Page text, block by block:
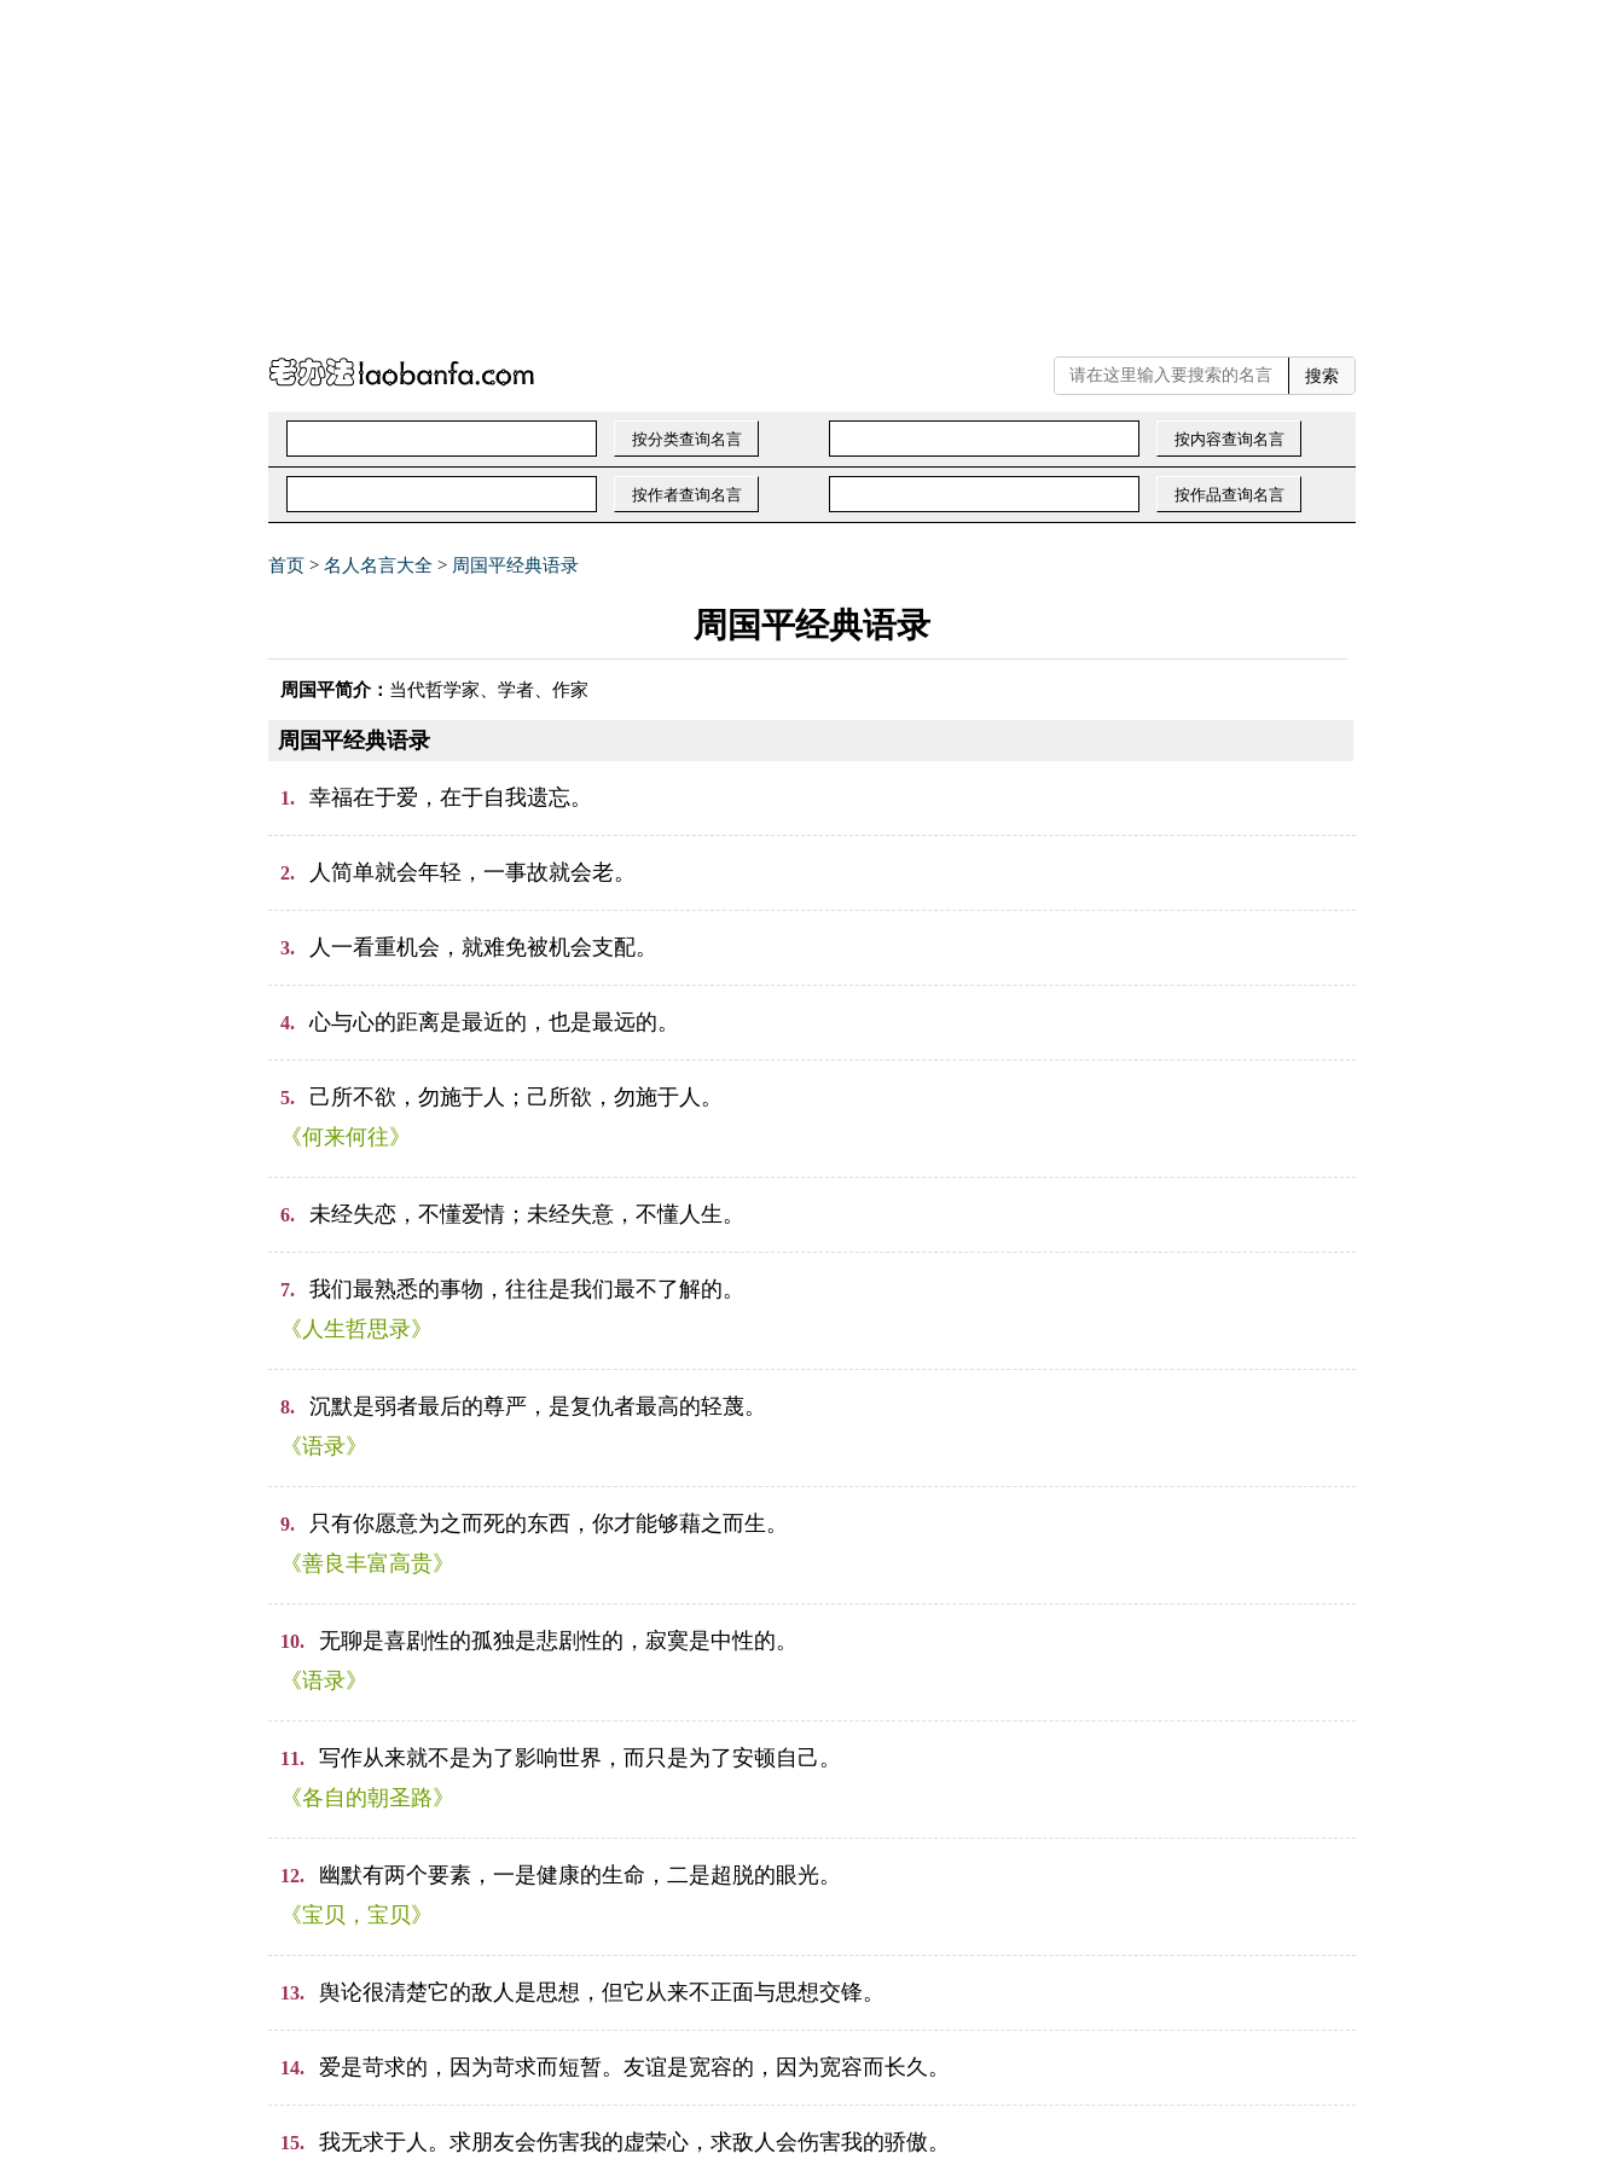
首页 > 名人名言大全 > 周国平经典语录
周国平经典语录
周国平简介： 当代哲学家、学者、作家
周国平经典语录
1. 幸福在于爱，在于自我遗忘。
2. 人简单就会年轻，一事故就会老。
3. 人一看重机会，就难免被机会支配。
4. 心与心的距离是最近的，也是最远的。
5.
己所不欲，勿施于人；己所欲，勿施于人。
《何来何往》
6. 未经失恋，不懂爱情；未经失意，不懂人生。
7.
我们最熟悉的事物，往往是我们最不了解的。
《人生哲思录》
8.
沉默是弱者最后的尊严，是复仇者最高的轻蔑。
《语录》
9.
只有你愿意为之而死的东西，你才能够藉之而生。
《善良丰富高贵》
10.
无聊是喜剧性的孤独是悲剧性的，寂寞是中性的。
《语录》
11.
写作从来就不是为了影响世界，而只是为了安顿自己。
《各自的朝圣路》
12.
幽默有两个要素，一是健康的生命，二是超脱的眼光。
《宝贝，宝贝》
13. 舆论很清楚它的敌人是思想，但它从来不正面与思想交锋。
14. 爱是苛求的，因为苛求而短暂。友谊是宽容的，因为宽容而长久。
15.
我无求于人。求朋友会伤害我的虚荣心，求敌人会伤害我的骄傲。